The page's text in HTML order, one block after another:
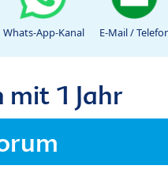
Whats-App-Kanal E-Mail /
mit 1 Jahr